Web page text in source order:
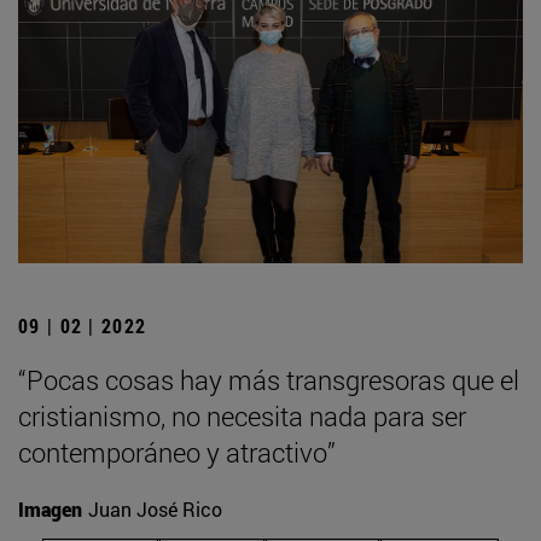
09 | 02 | 2022
“Pocas cosas hay más transgresoras que el
cristianismo, no necesita nada para ser
contemporáneo y atractivo”
Imagen Juan José Rico